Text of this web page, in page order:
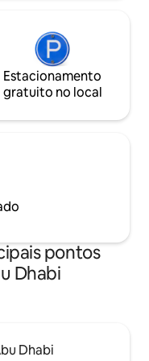
Estacionamento
gratuito no local
pontos
Dhabi
Dhabi